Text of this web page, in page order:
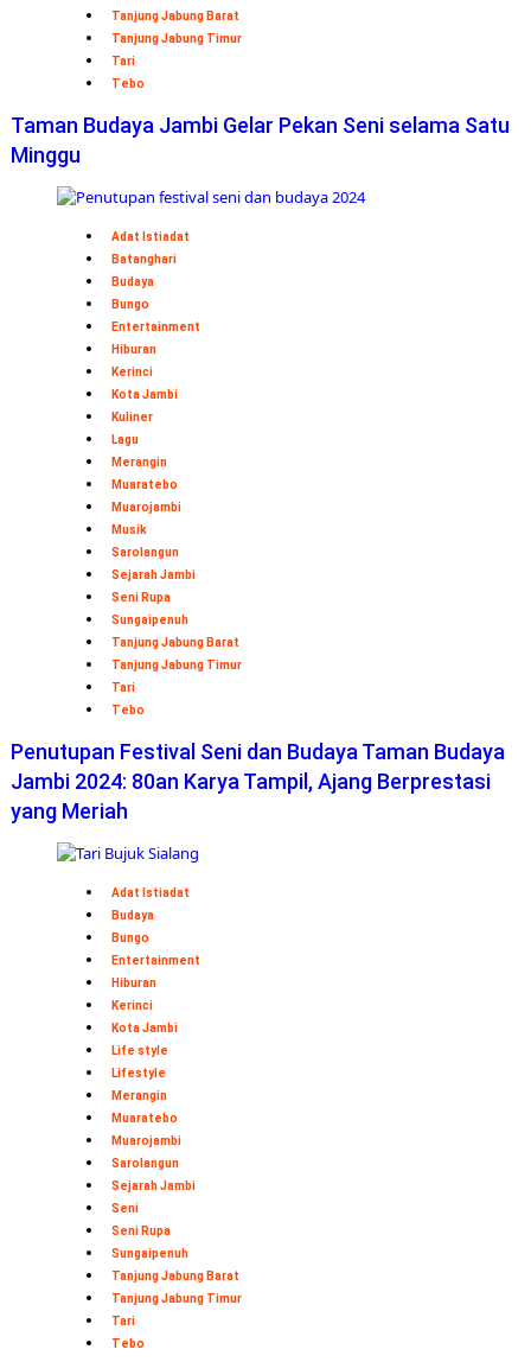
Tanjung Jabung Barat
Tanjung Jabung Timur
Tari
Tebo
Taman Budaya Jambi Gelar Pekan Seni selama Satu
Minggu
Adat Istiadat
Batanghari
Budaya
Bungo
Entertainment
Hiburan
Kerinci
Kota Jambi
Kuliner
Lagu
Merangin
Muaratebo
Muarojambi
Musik
Sarolangun
Sejarah Jambi
Seni Rupa
Sungaipenuh
Tanjung Jabung Barat
Tanjung Jabung Timur
Tari
Tebo
Penutupan Festival Seni dan Budaya Taman Budaya
Jambi 2024: 80an Karya Tampil, Ajang Berprestasi
yang Meriah
Adat Istiadat
Budaya
Bungo
Entertainment
Hiburan
Kerinci
Kota Jambi
Life style
Lifestyle
Merangin
Muaratebo
Muarojambi
Sarolangun
Sejarah Jambi
Seni
Seni Rupa
Sungaipenuh
Tanjung Jabung Barat
Tanjung Jabung Timur
Tari
Tebo